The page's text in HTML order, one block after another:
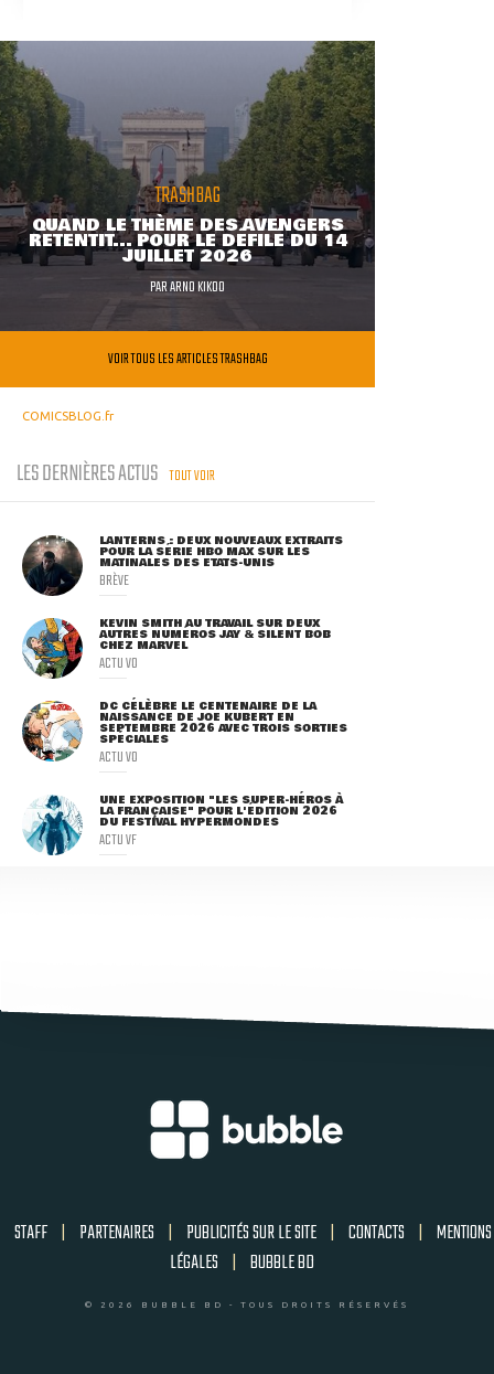
TRASHBAG
QUAND LE THÈME DES AVENGERS
RETENTIT... POUR LE DÉFILÉ DU 14
JUILLET 2026
PARARNO KIKOO
VOIR TOUS LES ARTICLES TRASHBAG
COMICSBLOG.fr
LES DERNIÈRES ACTUS TOUT VOIR
LANTERNS : DEUX NOUVEAUX EXTRAITS
POUR LA SÉRIE HBO MAX SUR LES
MATINALES DES ETATS-UNIS
BRÈVE
KEVIN SMITH AU TRAVAIL SUR DEUX
AUTRES NUMÉROS JAY & SILENT BOB
CHEZ MARVEL
ACTU VO
DC CÉLÈBRE LE CENTENAIRE DE LA
NAISSANCE DE JOE KUBERT EN
SEPTEMBRE 2026 AVEC TROIS SORTIES
SPÉCIALES
ACTU VO
UNE EXPOSITION "LES SUPER-HÉROS À
LA FRANÇAISE" POUR L'ÉDITION 2026
DU FESTIVAL HYPERMONDES
ACTU VF
STAFF | PARTENAIRES | PUBLICITÉS SUR LE SITE | CONTACTS | MENTIONS
LÉGALES | BUBBLE BD
© 2026 BUBBLE BD - TOUS DROITS RÉSERVÉS